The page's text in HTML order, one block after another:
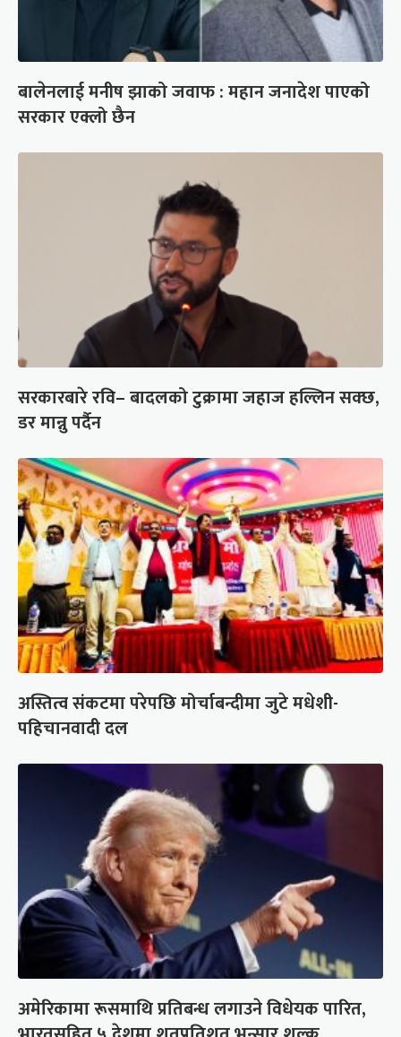
बालेनलाई मनीष झाको जवाफ : महान जनादेश पाएको
सरकार एक्लो छैन
सरकारबारे रवि– बादलको टुक्रामा जहाज हल्लिन सक्छ,
डर मान्नु पर्दैन
अस्तित्व संकटमा परेपछि मोर्चाबन्दीमा जुटे मधेशी-
पहिचानवादी दल
अमेरिकामा रूसमाथि प्रतिबन्ध लगाउने विधेयक पारित,